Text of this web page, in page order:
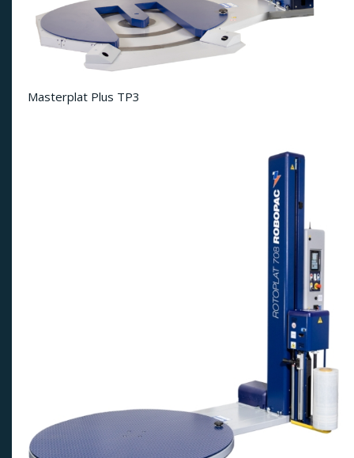
Masterplat Plus TP3